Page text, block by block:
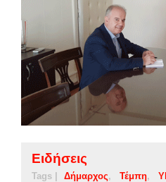
Ειδήσεις
Tags | Δήμαρχος Τέμπη